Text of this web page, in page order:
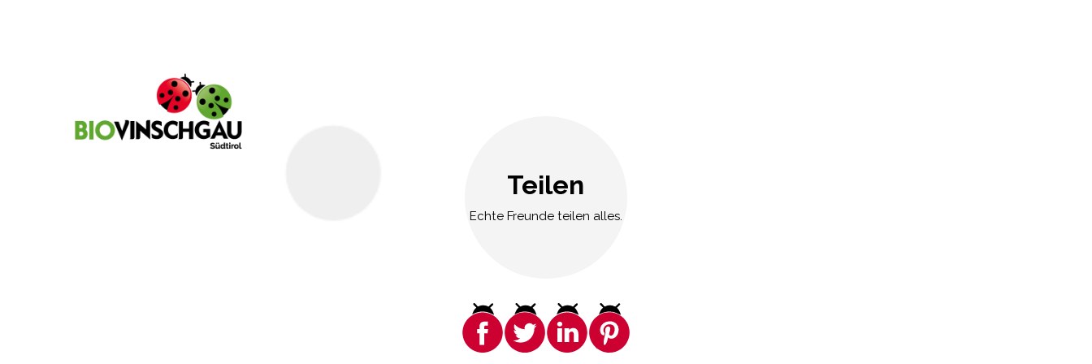
Teilen
Echte Freunde teilen alles.